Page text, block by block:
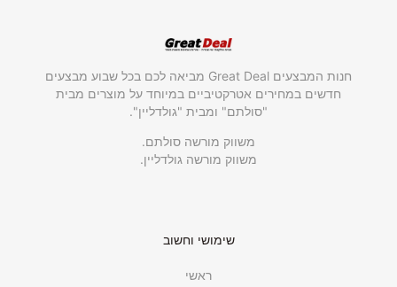
חנות המבצעים Great Deal מביאה לכם בכל שבוע מבצעים
חדשים במחירים אטרקטיביים במיוחד על מוצרים מבית
"סולתם" ומבית "גולדליין".
משווק מורשה סולתם.
משווק מורשה גולדליין.
שימושי וחשוב
ראשי